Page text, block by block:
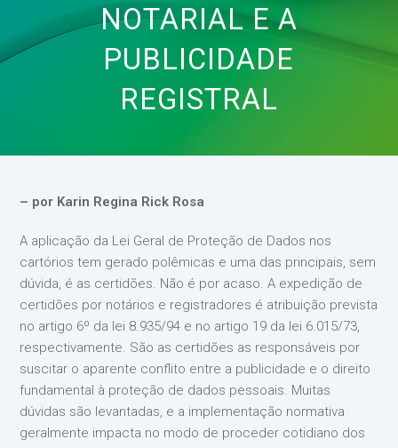
NOTARIAL E A
PUBLICIDADE
REGISTRAL
– por Karin Regina Rick Rosa
A aplicação da Lei Geral de Proteção de Dados nos
cartórios tem gerado polêmicas e uma das principais, sem
dúvida, é as certidões. Não é por acaso. A expedição de
certidões por notários e registradores é atribuição prevista
no artigo 6º da lei 8.935/94 e no artigo 19 da lei 6.015/73,
respectivamente. São as certidões as responsáveis por
suscitar o aparente conflito entre a publicidade e o direito
fundamental à proteção de dados pessoais. Muitas
dúvidas são levantadas, e a implementação normativa
geralmente impacta no modo de proceder cotidiano dos